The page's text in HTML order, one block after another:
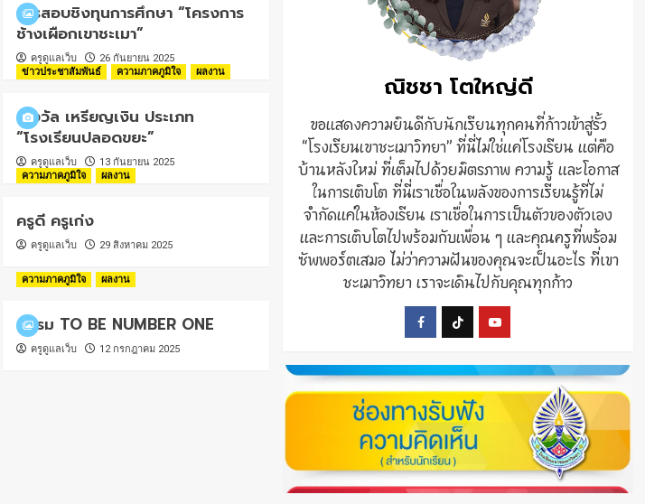
การสอบชิงทุนการศึกษา “โครงการ
ช้างเผือกเขาชะเมา”
ครูดูแลเว็บ
26 กันยายน 2025
ข่าวประชาสัมพันธ์ ความภาคภูมิใจ ผลงาน
รางวัล เหรียญเงิน ประเภท
“โรงเรียนปลอดขยะ”
ครูดูแลเว็บ
13 กันยายน 2025
ความภาคภูมิใจ ผลงาน
ครูดี ครูเก่ง
ครูดูแลเว็บ 29 สิงหาคม 2025
ความภาคภูมิใจ ผลงาน
ชมรม TO BE NUMBER ONE
ครูดูแลเว็บ 12 กรกฎาคม 2025
ณิชชา โตใหญ่ดี
ขอแสดงความยินดีกับนักเรียนทุกคนที่ก้าวเข้าสู่รั้ว
“โรงเรียนเขาชะเมาวิทยา” ที่นี่ไม่ใช่แค่โรงเรียน แต่คือ
บ้านหลังใหม่ ที่เต็มไปด้วยมิตรภาพ ความรู้ และโอกาส
ในการเติบโต ที่นี่เราเชื่อในพลังของการเรียนรู้ที่ไม่
จำกัดแค่ในห้องเรียน เราเชื่อในการเป็นตัวของตัวเอง
และการเติบโตไปพร้อมกับเพื่อน ๆ และคุณครูที่พร้อม
ซัพพอร์ตเสมอ ไม่ว่าความฝันของคุณจะเป็นอะไร ที่เขา
ชะเมาวิทยา เราจะเดินไปกับคุณทุกก้าว